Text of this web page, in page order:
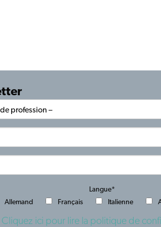
Langue*
Allemand
Français Italienne
Cliquez ici pour lire la politique de